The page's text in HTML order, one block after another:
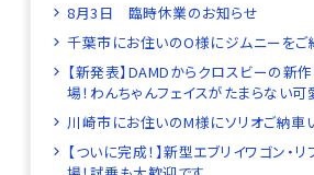
8月3日 臨時休業のお知らせ
千葉市にお住いのO様にジムニーをご
【新発表】DAMDからクロスビーの新作
場！わんちゃんフェイスがたまらない可
川崎市にお住いのM様にソリオご納車
【ついに完成！】新型エブリイワゴン・